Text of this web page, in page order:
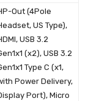
Out (4Pole
US Type),
USB 3.2
(x2), USB 3.2
Type C (x1,
Power Delivery,
Port), Micro